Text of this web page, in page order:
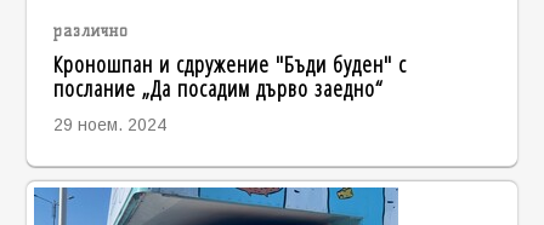
различно
Кроношпан и сдружение "Бъди буден" с
послание „Да посадим дърво заедно“
29 ноем. 2024